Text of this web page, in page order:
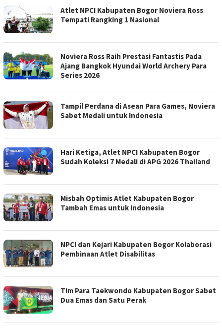
Atlet NPCI Kabupaten Bogor Noviera Ross
Tempati Rangking 1 Nasional
Noviera Ross Raih Prestasi Fantastis Pada
Ajang Bangkok Hyundai World Archery Para
Series 2026
Tampil Perdana di Asean Para Games, Noviera
Sabet Medali untuk Indonesia
Hari Ketiga, Atlet NPCI Kabupaten Bogor
Sudah Koleksi 7 Medali di APG 2026 Thailand
Misbah Optimis Atlet Kabupaten Bogor
Tambah Emas untuk Indonesia
NPCI dan Kejari Kabupaten Bogor Kolaborasi
Pembinaan Atlet Disabilitas
Tim Para Taekwondo Kabupaten Bogor Sabet
Dua Emas dan Satu Perak